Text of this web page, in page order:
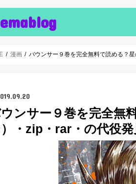
漫画 バウンサー９巻を完全無料で読める？
ンサー９巻を完全無
・zip・rar・の代役発